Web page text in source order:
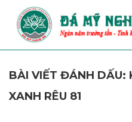
BÀI VIẾT ĐÁNH DẤU:
XANH RÊU 81